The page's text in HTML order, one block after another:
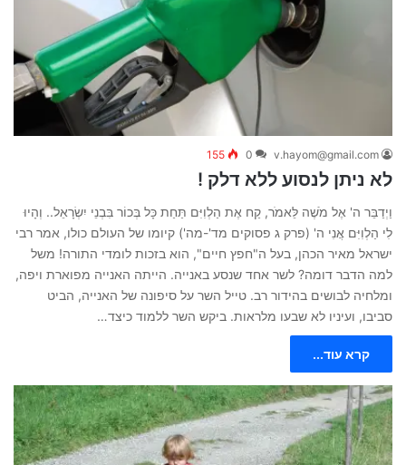
v.hayom@gmail.com
0
155
לא ניתן לנסוע ללא דלק !
וַיְדַבֵּר ה' אֶל מֹשֶׁה לֵּאמֹר, קַח אֶת הַלְוִיִּם תַּחַת כָּל בְּכוֹר בִּבְנֵי יִשְׂרָאֵל.. וְהָיוּ
לִי הַלְוִיִּם אֲנִי ה' (פרק ג פסוקים מד'-מה') קיומו של העולם כולו, אמר רבי
ישראל מאיר הכהן, בעל ה"חפץ חיים", הוא בזכות לומדי התורה! משל
למה הדבר דומה? לשר אחד שנסע באנייה. הייתה האנייה מפוארת ויפה,
ומלחיה לבושים בהידור רב. טייל השר על סיפונה של האנייה, הביט
סביבו, ועיניו לא שבעו מלראות. ביקש השר ללמוד כיצד…
קרא עוד...